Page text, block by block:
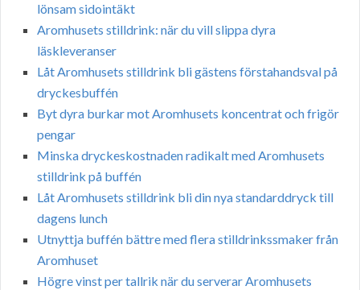
lönsam sidointäkt
Aromhusets stilldrink: när du vill slippa dyra
läskleveranser
Låt Aromhusets stilldrink bli gästens förstahandsval på
dryckesbuffén
Byt dyra burkar mot Aromhusets koncentrat och frigör
pengar
Minska dryckeskostnaden radikalt med Aromhusets
stilldrink på buffén
Låt Aromhusets stilldrink bli din nya standarddryck till
dagens lunch
Utnyttja buffén bättre med flera stilldrinkssmaker från
Aromhuset
Högre vinst per tallrik när du serverar Aromhusets